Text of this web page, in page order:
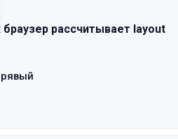
браузер рассчитывает layout